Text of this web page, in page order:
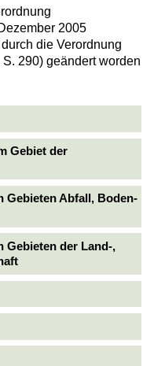
2005
die Verordnung
290) geändert worden
Gebiet der
Gebieten Abfall, Boden-
Gebieten der Land-,